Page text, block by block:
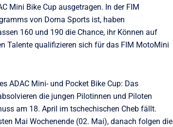
Mini Bike Cup ausgetragen. In der FIM
von Dorna Sports ist, haben
160 und 190 die Chance, ihr Können auf
Talente qualifizieren sich für das FIM MotoMini
ADAC Mini- und Pocket Bike Cup: Das
die jungen Pilotinnen und Piloten
am 18. April im tschechischen Cheb fällt.
Mai Wochenende (02. Mai), danach folgen die